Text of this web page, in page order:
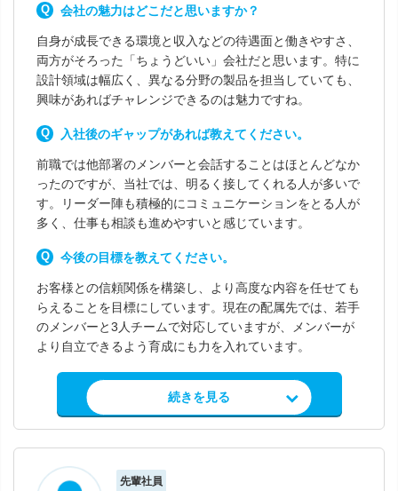
会社の魅力はどこだと思いますか？
自身が成長できる環境と収入などの待遇面と働きやすさ、
両方がそろった「ちょうどいい」会社だと思います。特に
設計領域は幅広く、異なる分野の製品を担当していても、
興味があればチャレンジできるのは魅力ですね。
入社後のギャップがあれば教えてください。
前職では他部署のメンバーと会話することはほとんどなか
ったのですが、当社では、明るく接してくれる人が多いで
す。リーダー陣も積極的にコミュニケーションをとる人が
多く、仕事も相談も進めやすいと感じています。
今後の目標を教えてください。
お客様との信頼関係を構築し、より高度な内容を任せても
らえることを目標にしています。現在の配属先では、若手
のメンバーと3人チームで対応していますが、メンバーが
より自立できるよう育成にも力を入れています。
求人情報を見る
続きを見る
先輩社員